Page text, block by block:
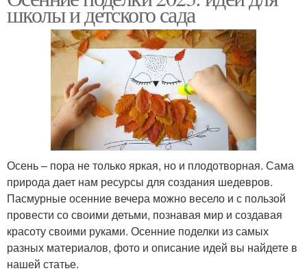
школы и детского сада
Осень – пора не только яркая, но и плодотворная. Сама
природа дает нам ресурсы для создания шедевров.
Пасмурные осенние вечера можно весело и с пользой
провести со своими детьми, познавая мир и создавая
красоту своими руками. Осенние поделки из самых
разных материалов, фото и описание идей вы найдете в
нашей статье.